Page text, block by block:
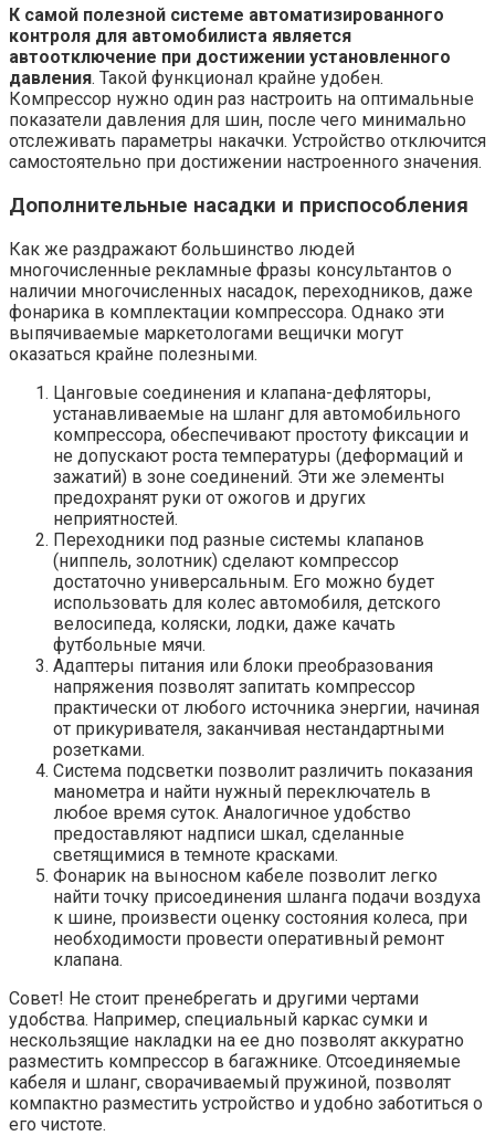
К самой полезной системе автоматизированного
контроля для автомобилиста является
автоотключение при достижении установленного
давления. Такой функционал крайне удобен.
Компрессор нужно один раз настроить на оптимальные
показатели давления для шин, после чего минимально
отслеживать параметры накачки. Устройство отключится
самостоятельно при достижении настроенного значения.
Дополнительные насадки и приспособления
Как же раздражают большинство людей
многочисленные рекламные фразы консультантов о
наличии многочисленных насадок, переходников, даже
фонарика в комплектации компрессора. Однако эти
выпячиваемые маркетологами вещички могут
оказаться крайне полезными.
Цанговые соединения и клапана-дефляторы,
устанавливаемые на шланг для автомобильного
компрессора, обеспечивают простоту фиксации и
не допускают роста температуры (деформаций и
зажатий) в зоне соединений. Эти же элементы
предохранят руки от ожогов и других
неприятностей.
Переходники под разные системы клапанов
(ниппель, золотник) сделают компрессор
достаточно универсальным. Его можно будет
использовать для колес автомобиля, детского
велосипеда, коляски, лодки, даже качать
футбольные мячи.
Адаптеры питания или блоки преобразования
напряжения позволят запитать компрессор
практически от любого источника энергии, начиная
от прикуривателя, заканчивая нестандартными
розетками.
Система подсветки позволит различить показания
манометра и найти нужный переключатель в
любое время суток. Аналогичное удобство
предоставляют надписи шкал, сделанные
светящимися в темноте красками.
Фонарик на выносном кабеле позволит легко
найти точку присоединения шланга подачи воздуха
к шине, произвести оценку состояния колеса, при
необходимости провести оперативный ремонт
клапана.
Совет! Не стоит пренебрегать и другими чертами
удобства. Например, специальный каркас сумки и
нескользящие накладки на ее дно позволят аккуратно
разместить компрессор в багажнике. Отсоединяемые
кабеля и шланг, сворачиваемый пружиной, позволят
компактно разместить устройство и удобно заботиться о
его чистоте.